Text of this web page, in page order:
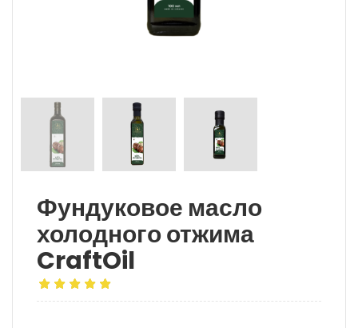
Фундуковое масло
холодного отжима
CraftOil